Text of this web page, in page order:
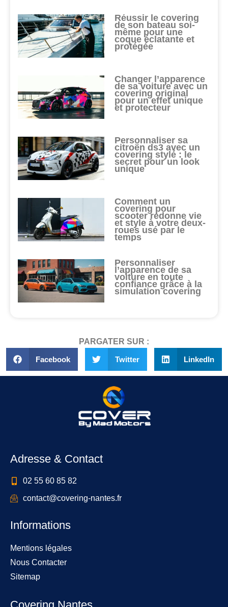
Réussir le covering
de son bateau soi-
même pour une
coque éclatante et
protégée
Changer l’apparence
de sa voiture avec un
covering original
pour un effet unique
et protecteur
Personnaliser sa
citroën ds3 avec un
covering stylé : le
secret pour un look
unique
Comment un
covering pour
scooter redonne vie
et style à votre deux-
roues usé par le
temps
Personnaliser
l’apparence de sa
voiture en toute
confiance grâce à la
simulation covering
PARGATER SUR :
Facebook Twitter LinkedIn
Adresse & Contact
02 55 60 85 82
contact@covering-nantes.fr
Informations
Mentions légales
Nous Contacter
Sitemap